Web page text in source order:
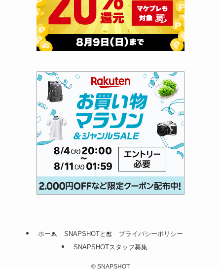
ホーム SNAPSHOTとは
プライバシーポリシー
SNAPSHOTスタッフ募集
© SNAPSHOT